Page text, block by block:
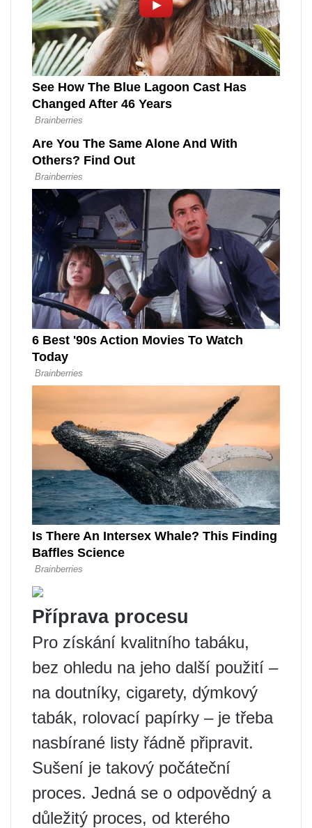
Příprava procesu
Pro získání kvalitního tabáku,
bez ohledu na jeho další použití –
na doutníky, cigarety, dýmkový
tabák, rolovací papírky – je třeba
nasbírané listy řádně připravit.
Sušení je takový počáteční
proces. Jedná se o odpovědný a
důležitý proces, od kterého